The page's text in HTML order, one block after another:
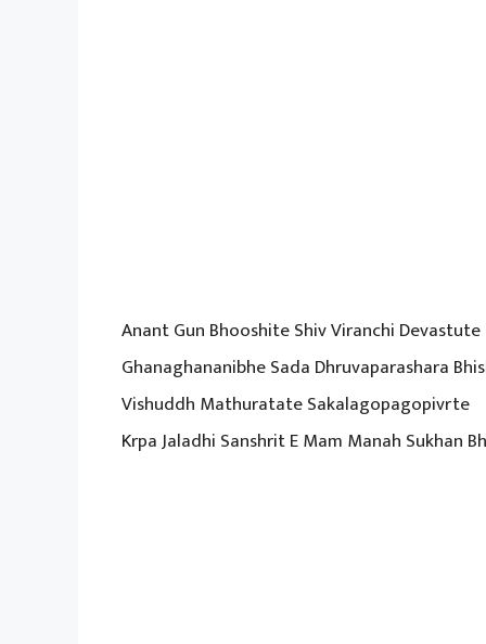
Anant Gun Bhooshite Shiv Viranchi Devastute
Ghanaghananibhe Sada Dhruvaparashara
Vishuddh Mathuratate Sakalagopagopivrte
Krpa Jaladhi Sanshrit E Mam Manah Sukhan